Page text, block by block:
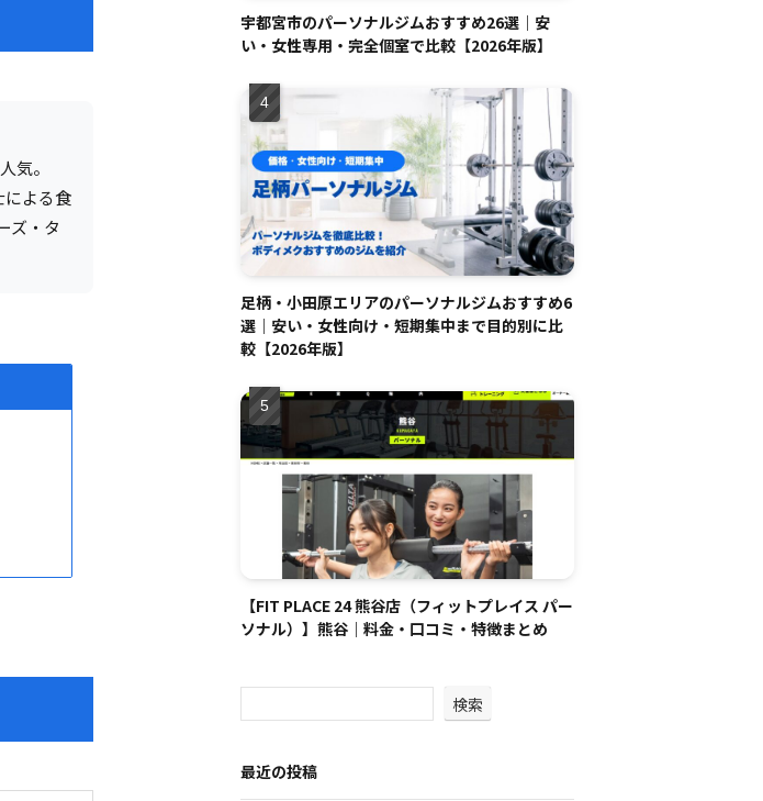
気。
よる食
ズ・タ
宇都宮市のパーソナルジムおすすめ26選｜安
い・女性専用・完全個室で比較【2026年版】
足柄・小田原エリアのパーソナルジムおすすめ6
選｜安い・女性向け・短期集中まで目的別に比
較【2026年版】
【FIT PLACE 24 熊谷店（フィットプレイス パー
ソナル）】熊谷｜料金・口コミ・特徴まとめ
検索
最近の投稿